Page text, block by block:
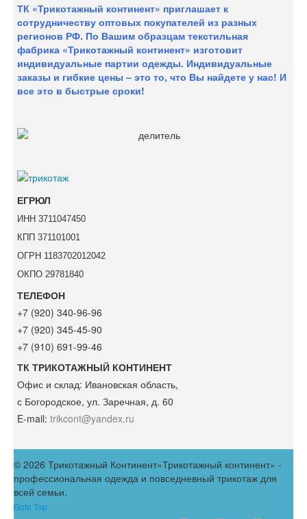
ТК «Трикотажный континент» приглашает к
сотрудничеству оптовых покупателей из разных
регионов РФ. По Вашим образцам текстильная
фабрика «Трикотажный континент» изготовит
индивидуальные партии одежды. Индивидуальные
заказы и гибкие цены – это то, что Вы найдете у нас! И
все это в быстрые сроки!
ЕГРЮЛ
ИНН 3711047450
КПП 371101001
ОГРН 1183702012042
ОКПО 29781840
ТЕЛЕФОН
+7 (920) 340-96-96
+7 (920) 345-45-90
+7 (910) 691-99-46
ТК ТРИКОТАЖНЫЙ КОНТИНЕНТ
Офис и склад: Ивановская область,
с Богородское, ул. Заречная, д. 60
E-mail: trikcont@yandex.ru
© 2026 Трикотажный Континент«Трикотажный континент» -
профессиональная одежда и повседневный трикотаж для
всей семьи.
Goto Top